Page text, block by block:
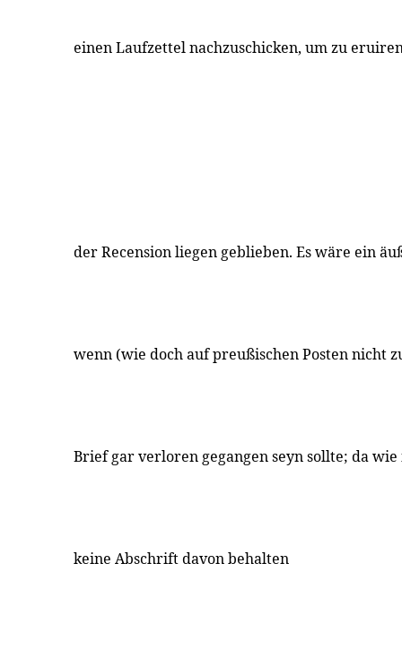
einen Laufzettel nachzuschicken, um zu
der Recension liegen geblieben. Es wäre ein
wenn (wie doch auf preußischen Posten nicht
Brief gar verloren gegangen seyn sollte; da wie
keine Abschrift davon behalten